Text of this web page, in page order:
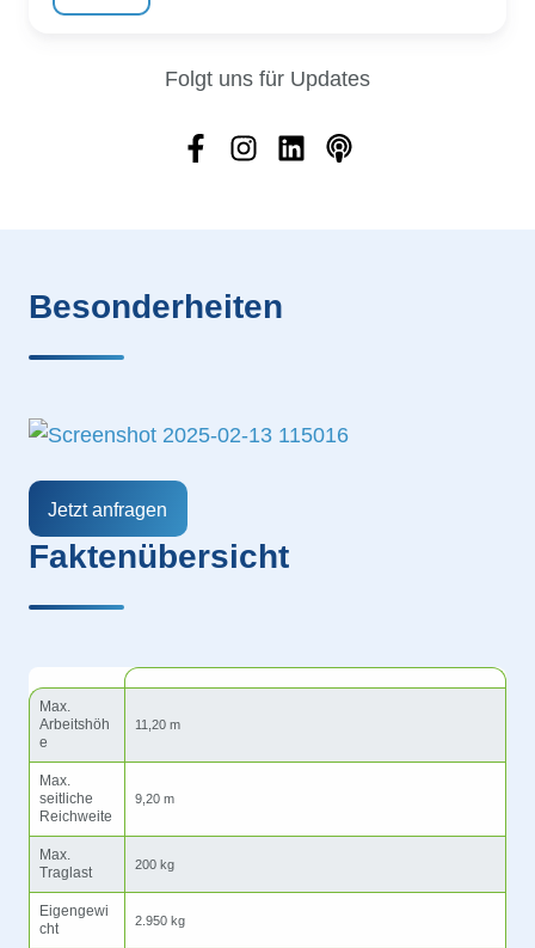
Folgt uns für Updates
Besonderheiten
Jetzt anfragen
Faktenübersicht
Max.
Arbeitshöh
e
11,20 m
Max.
seitliche
Reichweite
9,20 m
Max.
Traglast
200 kg
Eigengewi
cht
2.950 kg